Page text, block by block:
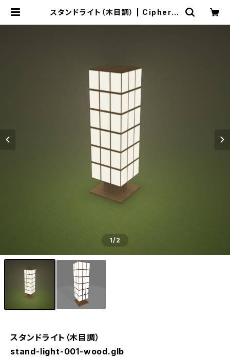
スタンドライト（木目調） | CipherW
1/2
スタンドライト（木目調）
stand-light-001-wood.glb